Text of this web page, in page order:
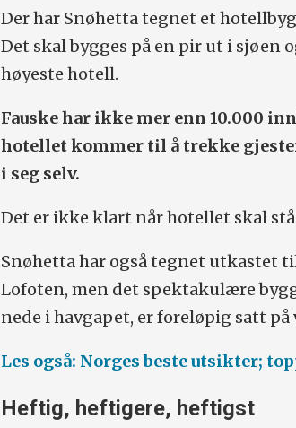
Der har Snøhetta tegnet et
Det skal bygges på en pir ut i sjøen
høyeste hotell.
Fauske har ikke mer enn 10.000
hotellet kommer til å trekke
i seg selv.
Det er ikke klart når hotellet skal
Snøhetta har også tegnet utkastet
Lofoten, men det spektakulære
nede i havgapet, er foreløpig satt på
Les også: Norges beste utsikter;
Heftig, heftigere, heftigst